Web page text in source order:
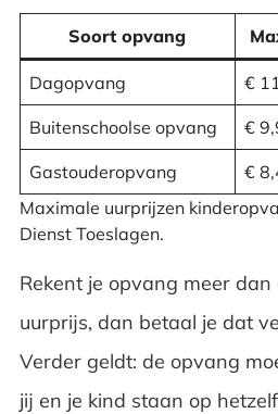
Soort opvang
Dagopvang €
Buitenschoolse opvang €
Gastouderopvang
€
Maximale uurprijzen
Dienst Toeslagen.
Rekent je opvang meer
uurprijs, dan betaal je dat
Verder geldt: de opvang
jij en je kind staan op